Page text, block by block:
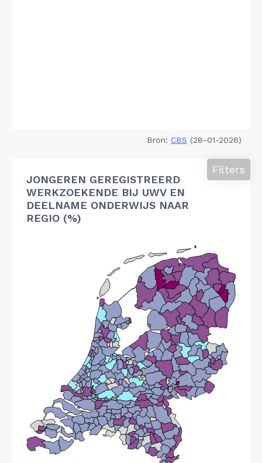
Bron: CBS (28-01-2026)
JONGEREN GEREGISTREERD
WERKZOEKENDE BIJ UWV EN
DEELNAME ONDERWIJS NAAR
REGIO (%)
Filters